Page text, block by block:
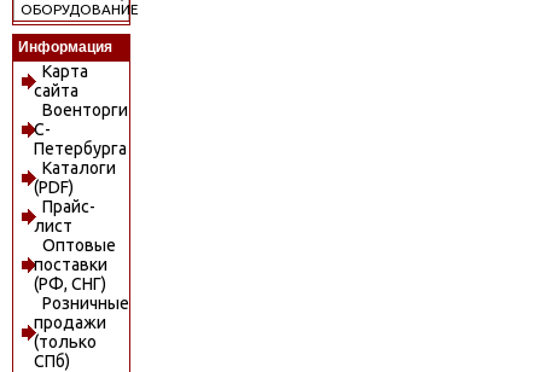
ОБОРУДОВАНИЕ
Информация
Карта
сайта
Военторги
С-
Петербурга
Каталоги
(PDF)
Прайс-
лист
Оптовые
поставки
(РФ, СНГ)
Розничные
продажи
(только
СПб)